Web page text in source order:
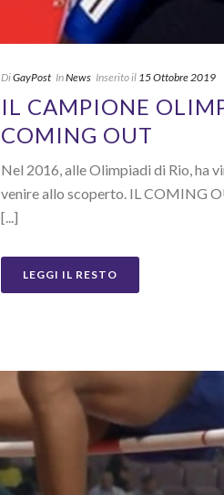
DiGayPost InNews Inserito il 15 Ottobre 2019
IL CAMPIONE
COMING OUT
Nel 2016, alle Olimpiadi di Rio, ha
venire allo scoperto. IL COMING
[...]
LEGGI IL RESTO